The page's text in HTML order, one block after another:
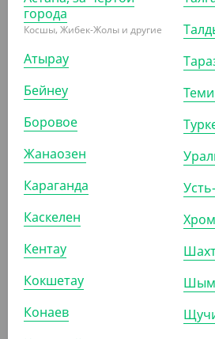
8 200
(65.60₸/ШТ)
Контейнер алюминиевый Y214,
212*45 мм, Lamina
города
Косшы, Жибек-Жолы и другие
Атырау
Бейнеу
Боровое
Жанаозен
Караганда
Каскелен
Кентау
Кокшетау
Конаев